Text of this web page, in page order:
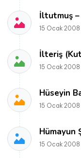
İltutmuş –
15 Ocak 2008
İlteriş
15 Ocak 2008
Hüseyin
15 Ocak 2008
Hümayun
15 Ocak 2008